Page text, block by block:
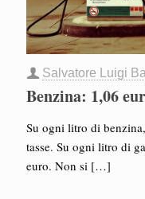
Salvatore Luigi
Benzina: 1,06
Su ogni litro di
tasse. Su ogni litro di
euro. Non si […]